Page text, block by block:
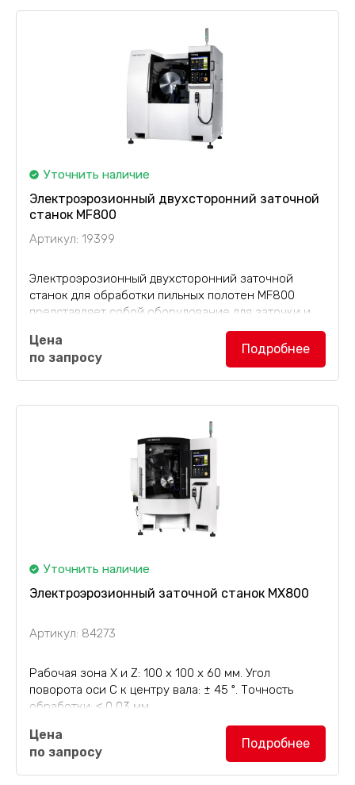
Уточнить наличие
Электроэрозионный двухсторонний заточной
станок MF800
Артикул: 19399
Электроэрозионный двухсторонний заточной
станок для обработки пильных полотен MF800
представляет собой оборудование для заточки и
обрезки пильных полотен с двумя PCD и
уникальной концепцией дизайна. Многоосевой
станок с ЧПУ...
Цена
по запросу
Подробнее
Уточнить наличие
Электроэрозионный заточной станок MX800
Артикул: 84273
Рабочая зона X и Z: 100 x 100 x 60 мм. Угол
поворота оси С к центру вала: ± 45 º. Точность
обработки: ≤ 0,03 мм.
Электроэрозионный заточной станок для
круглых пил...
Цена
по запросу
Подробнее